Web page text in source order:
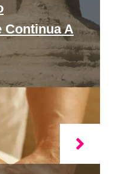
Continua A